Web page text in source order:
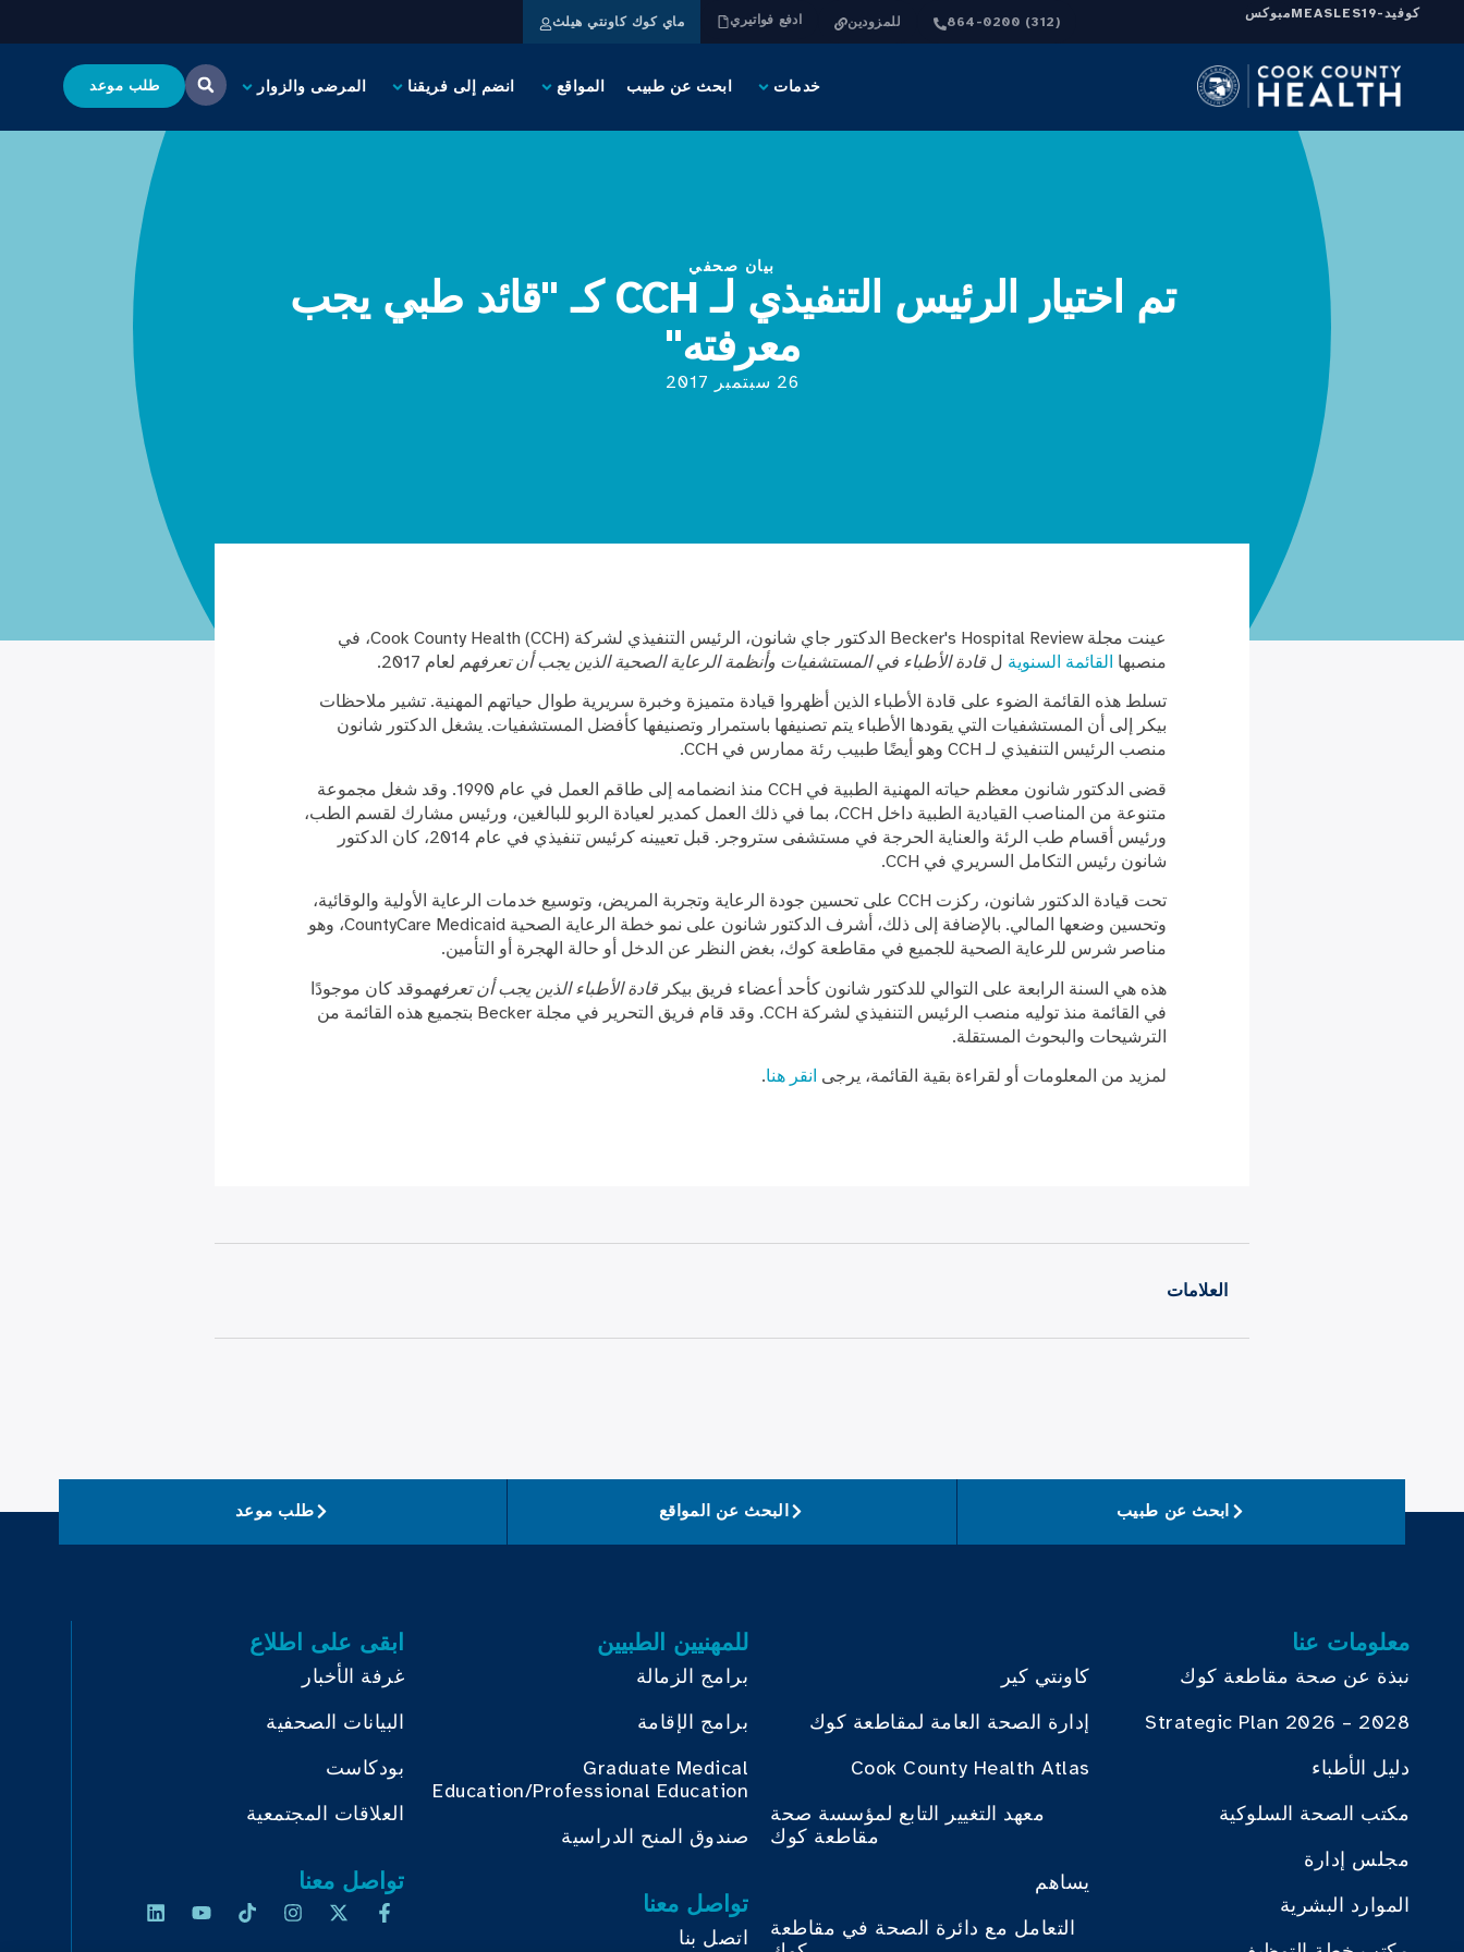
كوفيد-19 MEASLESمبوكس
(312) 864-0200 للمزودين ادفع فواتيري ماي كوك كاونتي هيلث
خدمات ابحث عن طبيب المواقع انضم إلى فريقنا المرضى والزوار طلب موعد
بيان صحفي
تم اختيار الرئيس التنفيذي لـ CCH كـ "قائد طبي يجب
معرفته"
26 سبتمبر 2017
عينت مجلة Becker's Hospital Review الدكتور جاي شانون، الرئيس التنفيذي لشركة Cook County Health (CCH)، في
منصبها القائمة السنوية ل قادة الأطباء في المستشفيات وأنظمة الرعاية الصحية الذين يجب أن تعرفهم لعام 2017.
تسلط هذه القائمة الضوء على قادة الأطباء الذين أظهروا قيادة متميزة وخبرة سريرية طوال حياتهم المهنية. تشير ملاحظات
بيكر إلى أن المستشفيات التي يقودها الأطباء يتم تصنيفها باستمرار وتصنيفها كأفضل المستشفيات. يشغل الدكتور شانون
منصب الرئيس التنفيذي لـ CCH وهو أيضًا طبيب رئة ممارس في CCH.
قضى الدكتور شانون معظم حياته المهنية الطبية في CCH منذ انضمامه إلى طاقم العمل في عام 1990. وقد شغل مجموعة
متنوعة من المناصب القيادية الطبية داخل CCH، بما في ذلك العمل كمدير لعيادة الربو للبالغين، ورئيس مشارك لقسم الطب،
ورئيس أقسام طب الرئة والعناية الحرجة في مستشفى ستروجر. قبل تعيينه كرئيس تنفيذي في عام 2014، كان الدكتور
شانون رئيس التكامل السريري في CCH.
تحت قيادة الدكتور شانون، ركزت CCH على تحسين جودة الرعاية وتجربة المريض، وتوسيع خدمات الرعاية الأولية والوقائية،
وتحسين وضعها المالي. بالإضافة إلى ذلك، أشرف الدكتور شانون على نمو خطة الرعاية الصحية CountyCare Medicaid، وهو
مناصر شرس للرعاية الصحية للجميع في مقاطعة كوك، بغض النظر عن الدخل أو حالة الهجرة أو التأمين.
هذه هي السنة الرابعة على التوالي للدكتور شانون كأحد أعضاء فريق بيكر قادة الأطباء الذين يجب أن تعرفهموقد كان موجودًا
في القائمة منذ توليه منصب الرئيس التنفيذي لشركة CCH. وقد قام فريق التحرير في مجلة Becker بتجميع هذه القائمة من
الترشيحات والبحوث المستقلة.
لمزيد من المعلومات أو لقراءة بقية القائمة، يرجى انقر هنا.
العلامات
ابحث عن طبيب البحث عن المواقع طلب موعد
معلومات عنا
نبذة عن صحة مقاطعة كوك
Strategic Plan 2026 – 2028
دليل الأطباء
مكتب الصحة السلوكية
مجلس إدارة
الموارد البشرية
كاونتي كير
إدارة الصحة العامة لمقاطعة كوك
Cook County Health Atlas
معهد التغيير التابع لمؤسسة صحة
مقاطعة كوك
يساهم
التعامل مع دائرة الصحة في مقاطعة
للمهنيين الطبيين
برامج الزمالة
برامج الإقامة
Graduate Medical
Education/Professional Education
صندوق المنح الدراسية
تواصل معنا
اتصل بنا
ابقى على اطلاع
غرفة الأخبار
البيانات الصحفية
بودكاست
العلاقات المجتمعية
تواصل معنا